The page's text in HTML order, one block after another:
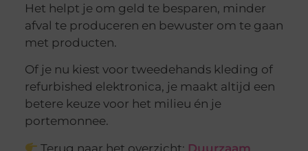
Het helpt je om geld te besparen, minder
afval te produceren en bewuster om te gaan
met producten.
Of je nu kiest voor tweedehands kleding of
refurbished elektronica, je maakt altijd een
betere keuze voor het milieu én je
portemonnee.
Terug naar het overzicht: Duurzaam